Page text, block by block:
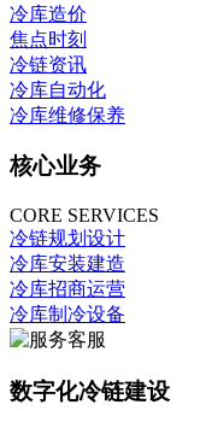
冷库造价
焦点时刻
冷链资讯
冷库自动化
冷库维修保养
核心业务
CORE SERVICES
冷链规划设计
冷库安装建造
冷库招商运营
冷库制冷设备
数字化冷链建设